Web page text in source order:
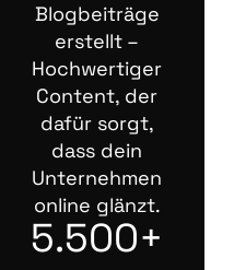
Blogbeiträge
erstellt –
Hochwertiger
Content, der
dafür sorgt,
dass dein
Unternehmen
online glänzt.
5.500+